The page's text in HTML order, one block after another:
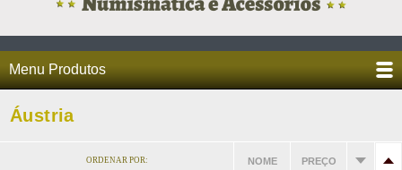
Menu Produtos
Áustria
ORDENAR POR: NOME PREÇO